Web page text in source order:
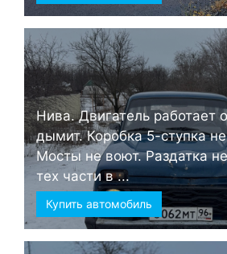
Нива. Двигатель работает
дымит. Коробка 5-ступка
Мосты не воют. Раздатка
тех части в ...
Купить автомобиль